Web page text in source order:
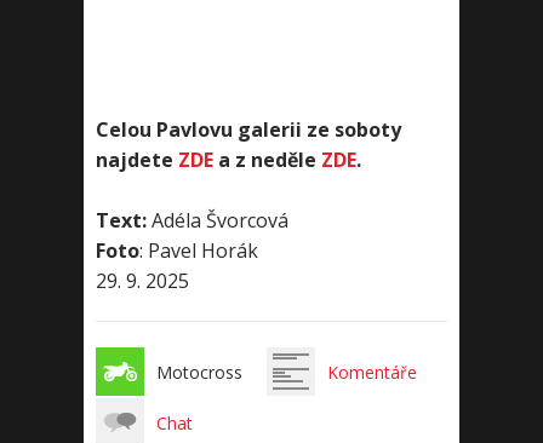
Celou Pavlovu galerii ze soboty
najdete ZDE a z neděle ZDE.
Text:Adéla Švorcová
Foto: Pavel Horák
29. 9. 2025
Motocross Komentáře
Chat